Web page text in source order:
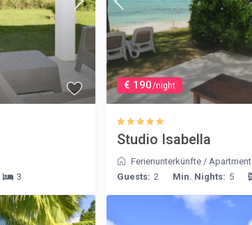
3
€ 190/night
Studio Isabella
Ferienunterkünfte/ Apartment
Guests: 2 Min. Nights: 5